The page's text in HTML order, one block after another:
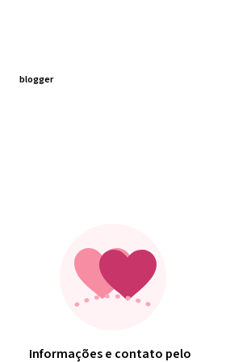
blogger
Informações e contato pelo